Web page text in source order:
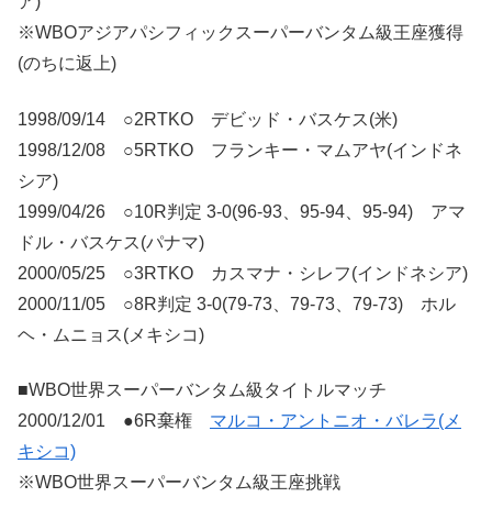
※WBOアジアパシフィックスーパーバンタム級王座獲得
(のちに返上)
1998/09/14 ○2RTKO デビッド・バスケス(米)
1998/12/08 ○5RTKO フランキー・マムアヤ(インドネ
シア)
1999/04/26 ○10R判定 3-0(96-93、95-94、95-94) アマ
ドル・バスケス(パナマ)
2000/05/25 ○3RTKO カスマナ・シレフ(インドネシア)
2000/11/05 ○8R判定 3-0(79-73、79-73、79-73) ホル
ヘ・ムニョス(メキシコ)
■WBO世界スーパーバンタム級タイトルマッチ
2000/12/01 ●6R棄権 マルコ・アントニオ・バレラ(メ
キシコ)
※WBO世界スーパーバンタム級王座挑戦